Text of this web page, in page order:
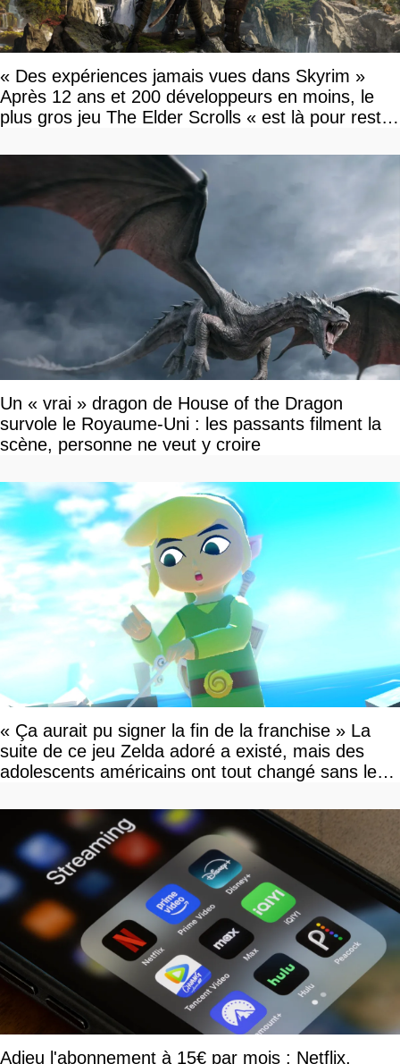
« Des expériences jamais vues dans Skyrim »
Après 12 ans et 200 développeurs en moins, le
plus gros jeu The Elder Scrolls « est là pour rester
Un « vrai » dragon de House of the Dragon
survole le Royaume-Uni : les passants filment la
scène, personne ne veut y croire
« Ça aurait pu signer la fin de la franchise » La
suite de ce jeu Zelda adoré a existé, mais des
adolescents américains ont tout changé sans le
Adieu l'abonnement à 15€ par mois : Netflix,